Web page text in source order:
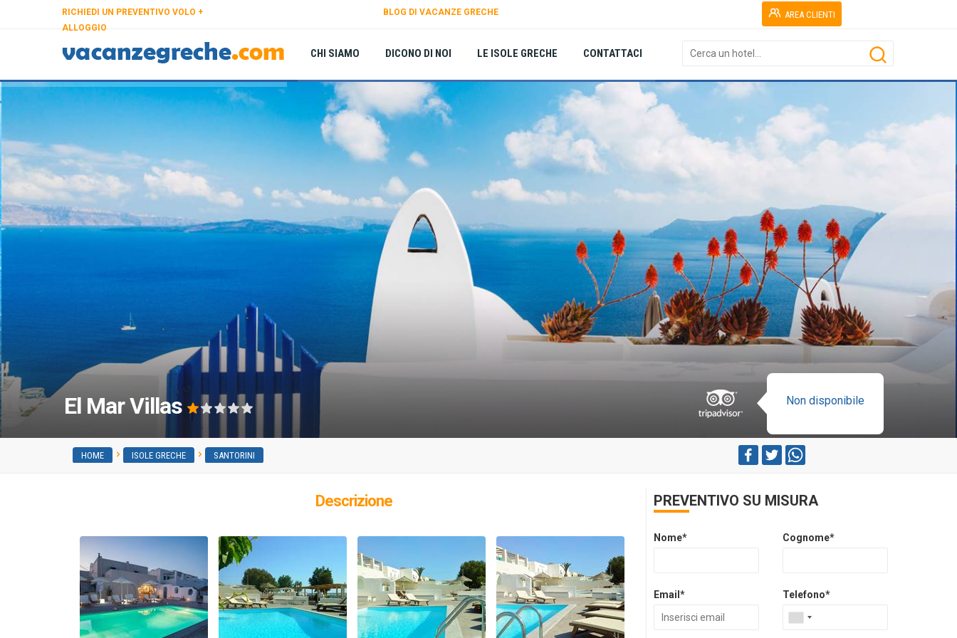
AREA CLIENTI
RICHIEDI UN PREVENTIVO VOLO +
ALLOGGIO
BLOG DI VACANZE GRECHE
CHI SIAMO DICONO DI NOI LE ISOLE GRECHE CONTATTACI
Non disponibile
El Mar Villas
HOME ISOLE GRECHE SANTORINI
Descrizione PREVENTIVO SU MISURA
Nome* Cognome*
Email* Telefono*